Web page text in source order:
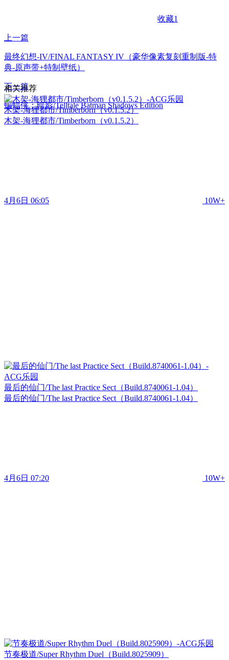
收藏1
上一篇
最终幻想-IV/FINAL FANTASY IV（豪华像素复刻重制版-特
典-原声带+特制壁纸）
下一篇
蝙蝠侠：暗影/Telltale Batman Shadows Edition
相关推荐
木架-海狸都市/Timberborn（v0.1.5.2）
木架-海狸都市/Timberborn（v0.1.5.2）
4月6日 06:05 10W+
最后的仙门/The last Practice Sect（Build.8740061-1.04）
最后的仙门/The last Practice Sect（Build.8740061-1.04）
4月6日 07:20 10W+
节奏极道/Super Rhythm Duel（Build.8025909）